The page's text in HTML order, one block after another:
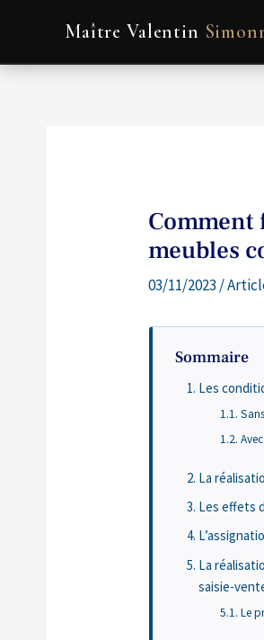
Maître Valentin
Comment
meubles
03/11/2023 /
Sommaire
Les
La
Les effets
La
saisie-
Le
de